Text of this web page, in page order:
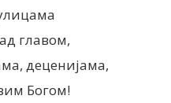
главом,
деценијама,
Богом!